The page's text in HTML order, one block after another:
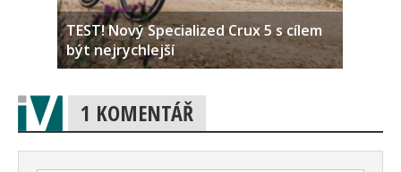
TEST! Nový Specialized Crux 5 s cílem
být nejrychlejší
1 KOMENTÁŘ